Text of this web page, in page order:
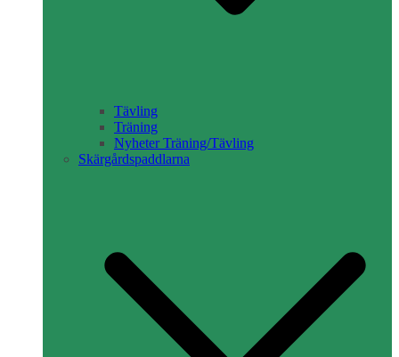
Tävling
Träning
Nyheter Träning/Tävling
Skärgårdspaddlarna